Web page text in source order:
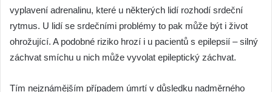
vyplavení adrenalinu, které u některých lidí rozhodí srdeční
rytmus. U lidí se srdečními problémy to pak může být i život
ohrožující. A podobné riziko hrozí i u pacientů s epilepsií – silný
záchvat smíchu u nich může vyvolat epileptický záchvat.
Tím nejznámějším případem úmrtí v důsledku nadměrného